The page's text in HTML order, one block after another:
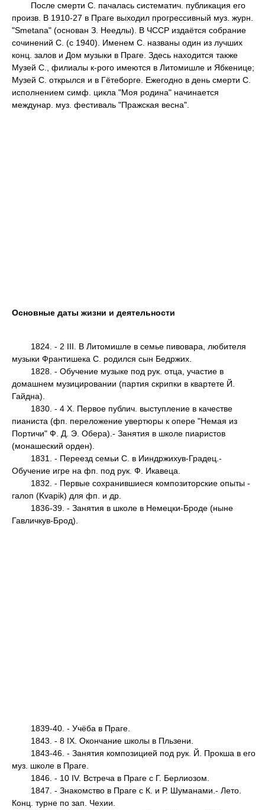
После смерти С. пачалась систематич. публикация его
произв. В 1910-27 в Праге выходил прогрессивный муз. журн.
"Smetana" (основан З. Неедлы). В ЧССР издаётся собрание
сочинений С. (с 1940). Именем С. названы один из лучших
конц. залов и Дом музыки в Праге. Здесь находится также
Музей С., филиалы к-рого имеются в Литомишле и Ябкенице;
Музей С. открылся и в Гётеборге. Ежегодно в день смерти С.
исполнением симф. цикла "Моя родина" начинается
междунар. муз. фестиваль "Пражская весна".
Основные даты жизни и деятельности
1824. - 2 III. В Литомишле в семье пивовара, любителя
музыки Франтишека С. родился сын Бедржих.
1828. - Обучение музыке под рук. отца, участие в
домашнем музицировании (партия скрипки в квартете Й.
Гайдна).
1830. - 4 X. Первое публич. выступление в качестве
пианиста (фп. переложение увертюры к опере "Немая из
Портичи" Ф. Д. Э. Обера).- Занятия в школе пиаристов
(монашеский орден).
1831. - Переезд семьи С. в Ииндржихув-Градец.-
Обучение игре на фп. под рук. Ф. Икавеца.
1832. - Первые сохранившиеся композиторские опыты -
галоп (Kvapik) для фп. и др.
1836-39. - Занятия в школе в Немецки-Броде (ныне
Гавличкув-Брод).
1839-40. - Учёба в Праге.
1843. - 8 IX. Окончание школы в Пльзени.
1843-46. - Занятия композицией под рук. Й. Прокша в его
муз. школе в Праге.
1846. - 10 IV. Встреча в Праге с Г. Берлиозом.
1847. - Знакомство в Праге с К. и Р. Шуманами.- Лето.
Конц. турне по зап. Чехии.